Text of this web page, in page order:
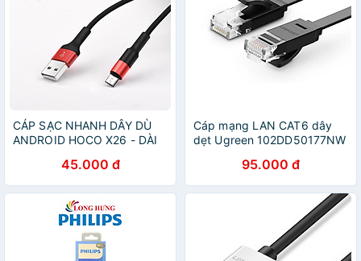
CÁP SẠC NHANH DÂY DÙ
ANDROID HOCO X26 - DÀI
45.000 đ
Cáp mạng LAN CAT6 dây
dẹt Ugreen 102DD50177NW
95.000 đ